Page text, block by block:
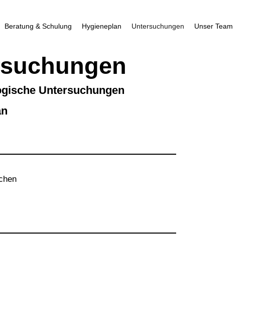
Beratung & Schulung Hygieneplan Untersuchungen Unser Team
Untersuchungen